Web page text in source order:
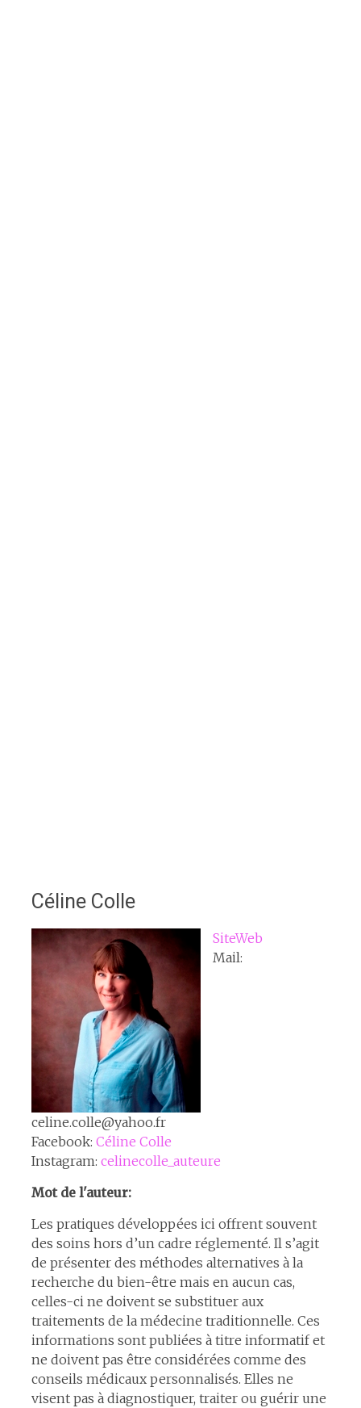
Céline Colle
SiteWeb
Mail:
celine.colle@yahoo.fr
Facebook: Céline Colle
Instagram: celinecolle_auteure
Mot de l'auteur:
Les pratiques développées ici offrent souvent
des soins hors d’un cadre réglementé. Il s’agit
de présenter des méthodes alternatives à la
recherche du bien-être mais en aucun cas,
celles-ci ne doivent se substituer aux
traitements de la médecine traditionnelle. Ces
informations sont publiées à titre informatif et
ne doivent pas être considérées comme des
conseils médicaux personnalisés. Elles ne
visent pas à diagnostiquer, traiter ou guérir une